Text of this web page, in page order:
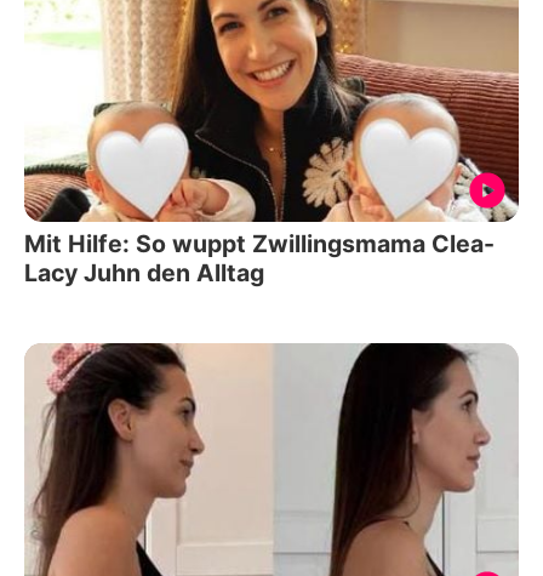
Mit Hilfe: So wuppt Zwillingsmama Clea-
Lacy Juhn den Alltag